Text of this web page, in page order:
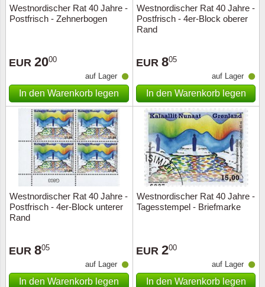
Westnordischer Rat 40 Jahre -
Postfrisch - Zehnerbogen
EUR 2000
auf Lager
In den Warenkorb legen
Westnordischer Rat 40 Jahre -
Postfrisch - 4er-Block oberer
Rand
EUR 805
auf Lager
In den Warenkorb legen
Westnordischer Rat 40 Jahre -
Postfrisch - 4er-Block unterer
Rand
EUR 805
auf Lager
In den Warenkorb legen
Westnordischer Rat 40 Jahre -
Tagesstempel - Briefmarke
EUR 200
auf Lager
In den Warenkorb legen